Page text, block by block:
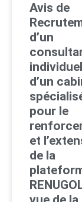
Avis de
d’un
d’un
pour le
et
de la